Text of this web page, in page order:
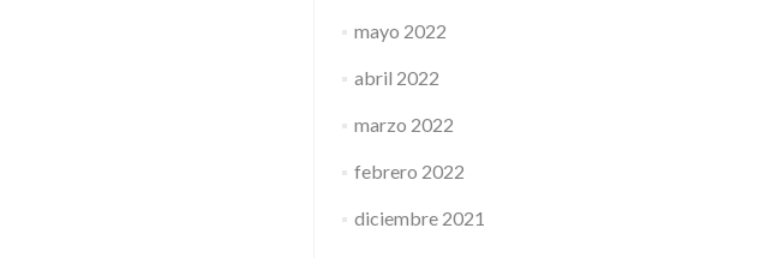
mayo 2022
abril 2022
marzo 2022
febrero 2022
diciembre 2021